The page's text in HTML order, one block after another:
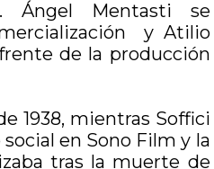
Ángel Mentasti se
y Atilio
de la producción
1938, mientras Soffici
en Sono Film y la
tras la muerte de